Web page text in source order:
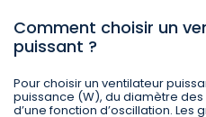
Comment choisir un
puissant ?
Pour choisir un ventilateur
puissance (W), du diamètre
d’une fonction d’oscillation.